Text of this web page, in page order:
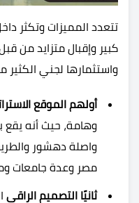
كبير وإقبال متزايد من
واستثمارها لجني الكثير
أولهم الموقع
وهامة، حيث أنه يقع
واصلة دهشور
مصر وعدة جامعات
ثانيًا التصميم الراقي